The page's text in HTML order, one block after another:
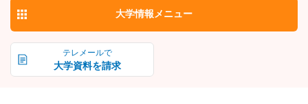
テレメールで
大学資料を請求
大学情報 メニュー